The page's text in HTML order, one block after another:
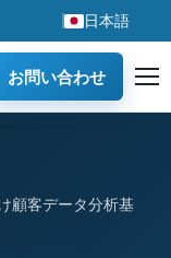
日本語
お問い合わせ
顧客データ分析基